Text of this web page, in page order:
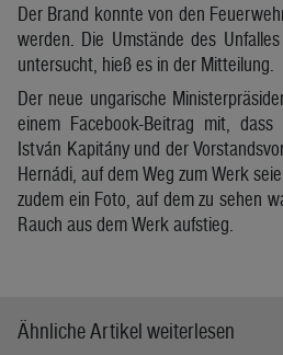
Der Brand konnte von den
werden. Die Umstände des
untersucht, hieß es in der Mitteilung.
Der neue ungarische
einem Facebook-Beitrag mit, dass
István Kapitány und der
Hernádi, auf dem Weg zum Werk
zudem ein Foto, auf dem zu sehen
Rauch aus dem Werk aufstieg.
Ähnliche Artikel weiterlesen